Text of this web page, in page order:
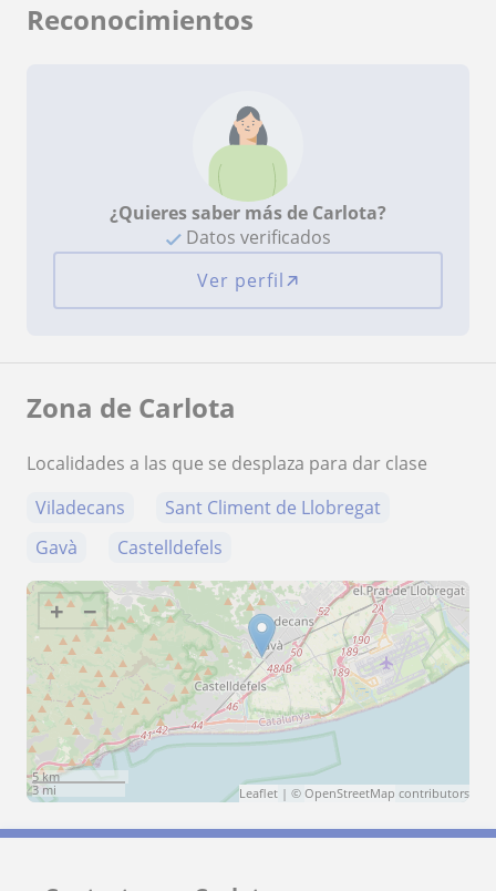
Reconocimientos
¿Quieres saber más de Carlota?
Datos verificados
Ver perfil
Zona de Carlota
Localidades a las que se desplaza para dar clase
Viladecans
Sant Climent de Llobregat
Gavà
Castelldefels
+ −
5 km
3 mi
Leaflet | © OpenStreetMap contributors